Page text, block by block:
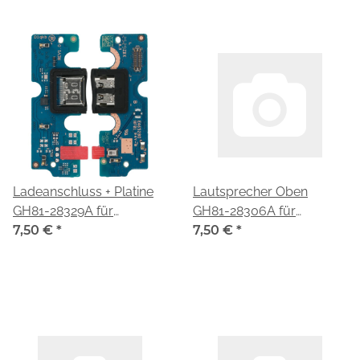
Ladeanschluss + Platine
GH81-28329A für
Samsung Galaxy Tab A11
7,50 € *
Lautsprecher Oben
GH81-28306A für
Samsung Galaxy Tab A11
7,50 € *